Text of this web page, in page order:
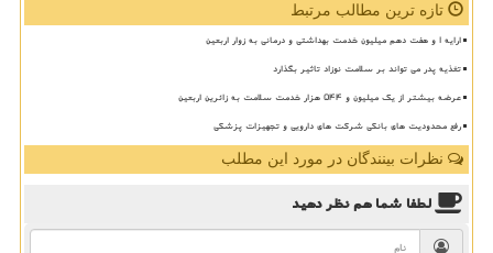
تازه ترین مطالب مرتبط
ارایه ۱ و هفت دهم میلیون خدمت بهداشتی و درمانی به زوار اربعین
تغذیه پدر می تواند بر سلامت نوزاد تاثیر بگذارد
عرضه بیشتر از یک میلیون و ۵۴۴ هزار خدمت سلامت به زائرین اربعین
رفع محدودیت های بانکی شرکت های دارویی و تجهیزات پزشکی
نظرات بینندگان در مورد این مطلب
لطفا شما همنظر دهید